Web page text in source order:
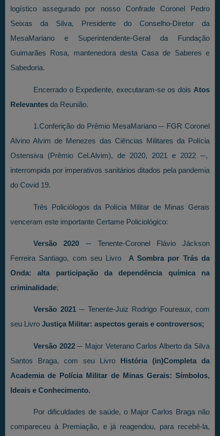
logístico assegurado por nosso Confrade Coronel Pedro
Seixas da Silva, Presidente do Conselho-Diretor da
MesaMariano e Superintendente-Geral da Fundação
Guimarães Rosa, mantenedora desta Casa de Saberes e
Sabedoria.
Encerrado o Expediente, executaram-se os dois Atos
Relevantes da Reunião.
1.Conferição do Prêmio MesaMariano ─ FGR Coronel
Alvino Alvim de Menezes das Ciências Militares da Polícia
Ostensiva (Prêmio Cel.Alvim), de 2020, 2021 e 2022 ─,
interrompida por imperativos sanitários ditados pela pandemia
do Covid 19.
Três Policiólogos da Polícia Militar de Minas Gerais
venceram este importante Certame Policiológico:
Versão 2020 ─ Tenente-Coronel Flávio Jáckson
Ferreira Santiago, com seu Livro A Sombra por Trás da
Onda: alta participação da dependência química na
criminalidade;
Versão 2021─ Tenente-Juiz Rodrigo Foureaux, com
seu Livro Justiça Militar: aspectos gerais e controversos;
Versão 2022 ─ Major Veterano Carlos Alberto da Silva
Santos Braga, com seu Livro História (in)Completa da
Academia de Polícia Militar de Minas Gerais: Símbolos,
Ideais e Conhecimento.
Por dificuldades de saúde, o Major Carlos Braga não
compareceu à Premiação, e já reagendou, para recebê-la,